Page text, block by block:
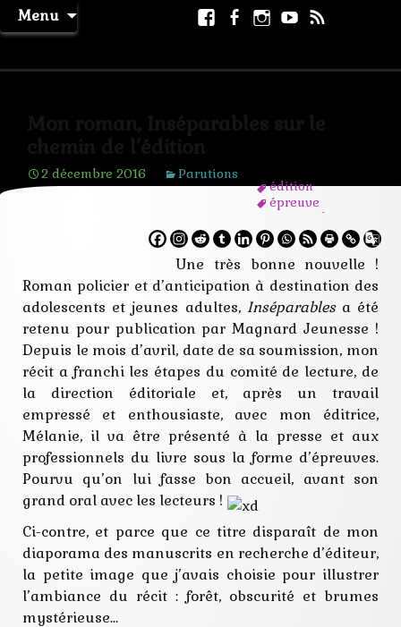
Menu
Aller
au
Facebook
Facebook
page
Instagram
Youtube
2 décembre 2016 Parutions
édition
épreuve
magnard
manuscrit
policier
publication
pulp
roman
science fiction
soumission
thriller
Une très bonne nouvelle !
Roman policier et d’anticipation à destination des
adolescents et jeunes adultes, Inséparablesa été
retenu pour publication par Magnard Jeunesse !
Depuis le mois d’avril, date de sa soumission, mon
récit a franchi les étapes du comité de lecture, de
la direction éditoriale et, après un travail
empressé et enthousiaste, avec mon éditrice,
Mélanie, il va être présenté à la presse et aux
professionnels du livre sous la forme d’épreuves.
Pourvu qu’on lui fasse bon accueil, avant son
grand oral avec les lecteurs !
Ci-contre, et parce que ce titre disparaît de mon
diaporama des manuscrits en recherche d’éditeur,
la petite image que j’avais choisie pour illustrer
l’ambiance du récit : forêt, obscurité et brumes
mystérieuse…